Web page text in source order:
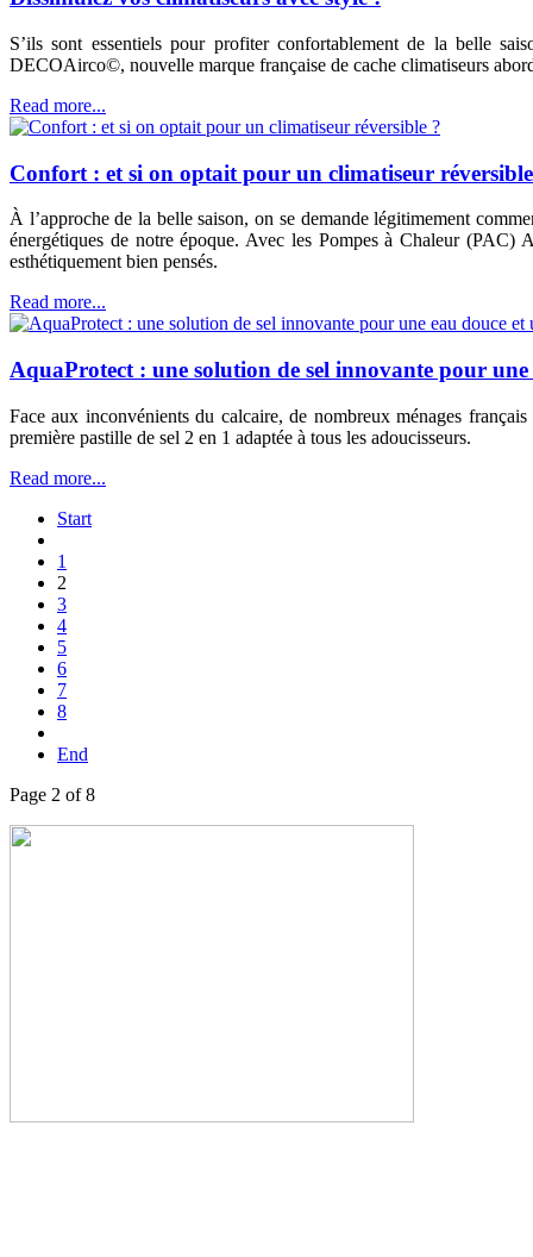
S’ils sont essentiels pour profiter confortablement de la belle
DECOAirco©, nouvelle marque française de cache climatiseurs
Read more...
Confort : et si on optait pour un climatiseur
À l’approche de la belle saison, on se demande légitimement
énergétiques de notre époque. Avec les Pompes à Chaleur (PAC)
esthétiquement bien pensés.
Read more...
AquaProtect : une solution de sel innovante pour une
Face aux inconvénients du calcaire, de nombreux ménages
première pastille de sel 2 en 1 adaptée à tous les adoucisseurs.
Read more...
Start
1
2
3
4
5
6
7
8
End
Page 2 of 8